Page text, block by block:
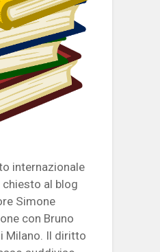
internazionale
chiesto al blog
Simone
con Bruno
Milano. Il diritto